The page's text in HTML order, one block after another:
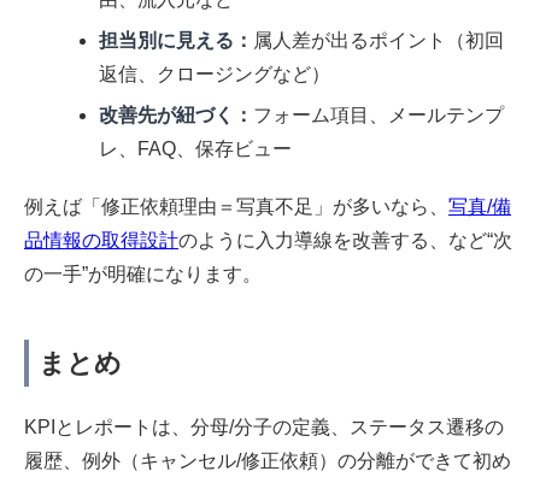
担当別に見える： 属人差が出るポイント（初回
返信、クロージングなど）
改善先が紐づく： フォーム項目、メールテンプ
レ、FAQ、保存ビュー
例えば「修正依頼理由＝写真不足」が多いなら、 写真/備
品情報の取得設計のように入力導線を改善する、など“次
の一手”が明確になります。
まとめ
KPIとレポートは、分母/分子の定義、ステータス遷移の
履歴、例外（キャンセル/修正依頼）の分離ができて初め